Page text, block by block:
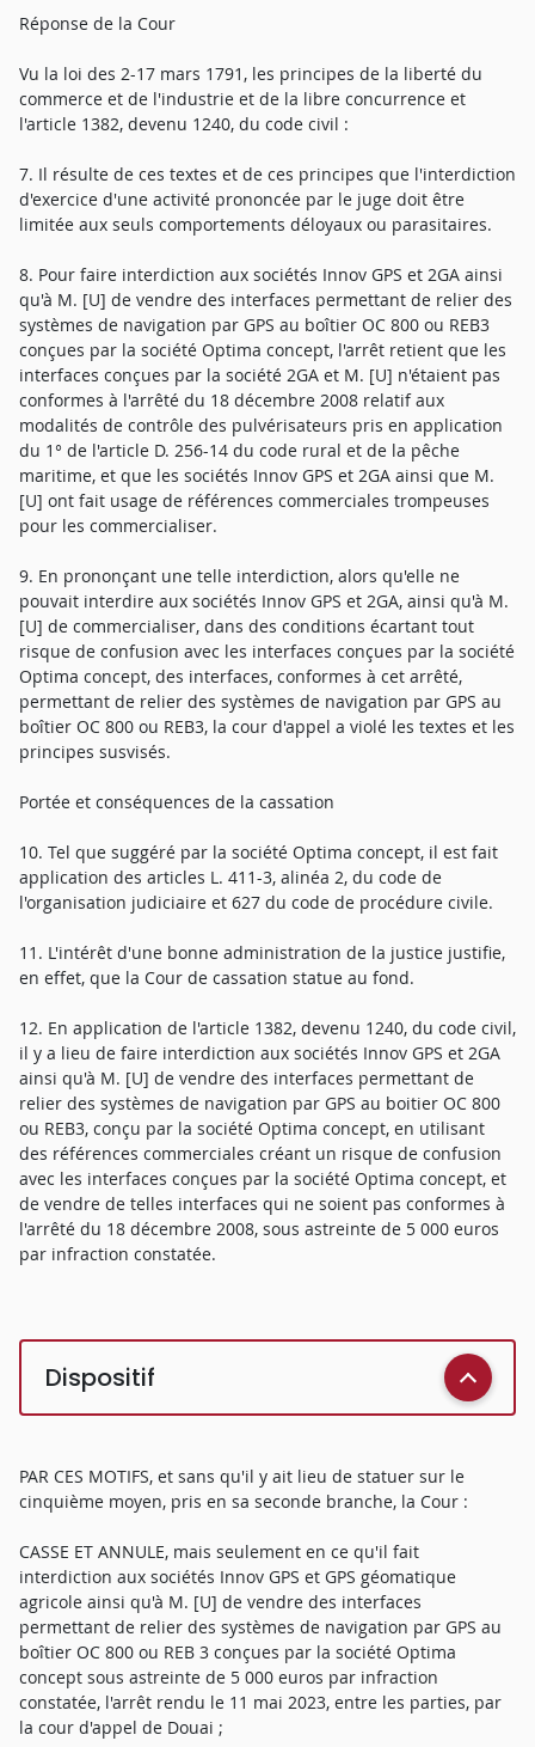
Réponse de la Cour
Vu la loi des 2-17 mars 1791, les principes de la liberté du
commerce et de l'industrie et de la libre concurrence et
l'article 1382, devenu 1240, du code civil :
7. Il résulte de ces textes et de ces principes que l'interdiction
d'exercice d'une activité prononcée par le juge doit être
limitée aux seuls comportements déloyaux ou parasitaires.
8. Pour faire interdiction aux sociétés Innov GPS et 2GA ainsi
qu'à M. [U] de vendre des interfaces permettant de relier des
systèmes de navigation par GPS au boîtier OC 800 ou REB3
conçues par la société Optima concept, l'arrêt retient que les
interfaces conçues par la société 2GA et M. [U] n'étaient pas
conformes à l'arrêté du 18 décembre 2008 relatif aux
modalités de contrôle des pulvérisateurs pris en application
du 1° de l'article D. 256-14 du code rural et de la pêche
maritime, et que les sociétés Innov GPS et 2GA ainsi que M.
[U] ont fait usage de références commerciales trompeuses
pour les commercialiser.
9. En prononçant une telle interdiction, alors qu'elle ne
pouvait interdire aux sociétés Innov GPS et 2GA, ainsi qu'à M.
[U] de commercialiser, dans des conditions écartant tout
risque de confusion avec les interfaces conçues par la société
Optima concept, des interfaces, conformes à cet arrêté,
permettant de relier des systèmes de navigation par GPS au
boîtier OC 800 ou REB3, la cour d'appel a violé les textes et les
principes susvisés.
Portée et conséquences de la cassation
10. Tel que suggéré par la société Optima concept, il est fait
application des articles L. 411-3, alinéa 2, du code de
l'organisation judiciaire et 627 du code de procédure civile.
11. L'intérêt d'une bonne administration de la justice justifie,
en effet, que la Cour de cassation statue au fond.
12. En application de l'article 1382, devenu 1240, du code civil,
il y a lieu de faire interdiction aux sociétés Innov GPS et 2GA
ainsi qu'à M. [U] de vendre des interfaces permettant de
relier des systèmes de navigation par GPS au boitier OC 800
ou REB3, conçu par la société Optima concept, en utilisant
des références commerciales créant un risque de confusion
avec les interfaces conçues par la société Optima concept, et
de vendre de telles interfaces qui ne soient pas conformes à
l'arrêté du 18 décembre 2008, sous astreinte de 5 000 euros
par infraction constatée.
Dispositif
PAR CES MOTIFS, et sans qu'il y ait lieu de statuer sur le
cinquième moyen, pris en sa seconde branche, la Cour :
CASSE ET ANNULE, mais seulement en ce qu'il fait
interdiction aux sociétés Innov GPS et GPS géomatique
agricole ainsi qu'à M. [U] de vendre des interfaces
permettant de relier des systèmes de navigation par GPS au
boîtier OC 800 ou REB 3 conçues par la société Optima
concept sous astreinte de 5 000 euros par infraction
constatée, l'arrêt rendu le 11 mai 2023, entre les parties, par
la cour d'appel de Douai ;